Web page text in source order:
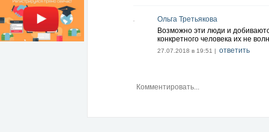
Ольга Третьякова
Возможно эти люди и
конкретного человека их не
27.07.2018 в 19:51 | ответить